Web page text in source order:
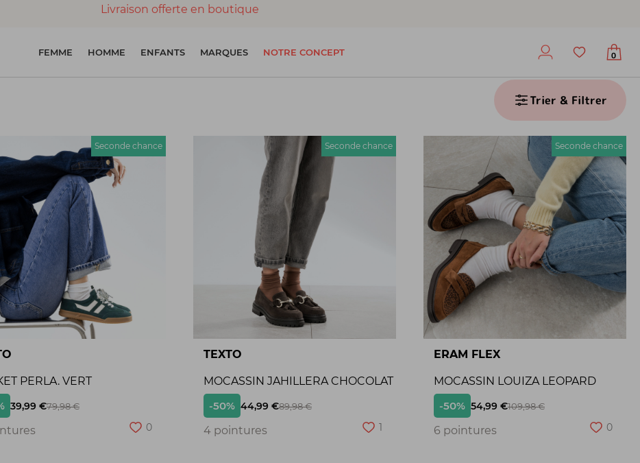
Livraison offerte en boutique
FEMME HOMME ENFANTS MARQUES NOTRE CONCEPT 0
Trier & Filtrer
Seconde chance
PERLA. VERT
39,99 €79,98 €
0
Seconde chance
TEXTO
MOCASSIN JAHILLERA CHOCOLAT
-50% 44,99 €89,98 €
4 pointures 1
Seconde chance
ERAM FLEX
MOCASSIN LOUIZA LEOPARD
-50% 54,99 €109,98 €
6 pointures 0